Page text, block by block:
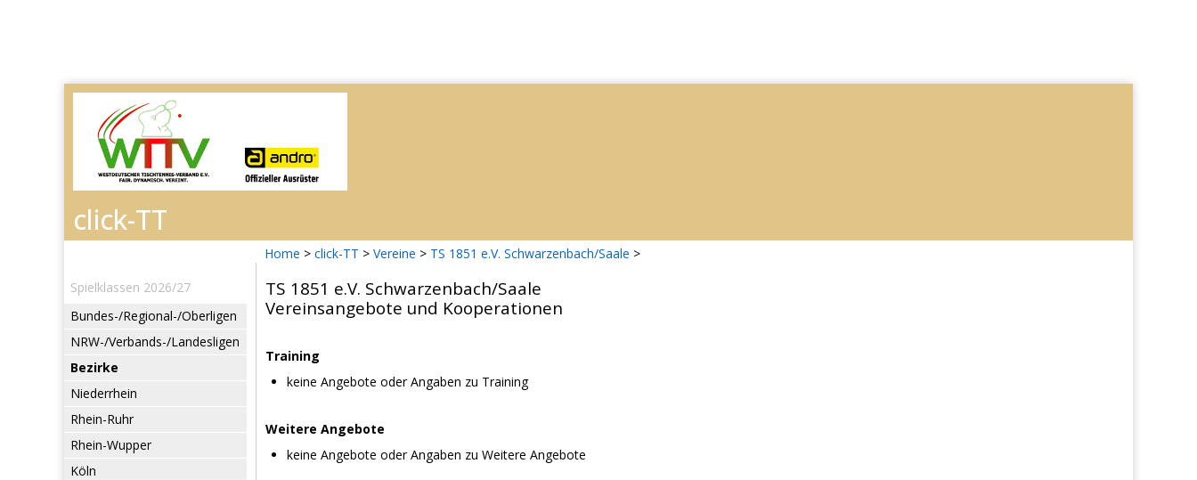
Home > click-TT > Vereine > TS 1851 e.V. Schwarzenbach/Saale >
Spielklassen 2026/27
Bundes-/Regional-/Oberligen
NRW-/Verbands-/Landesligen
Bezirke
Niederrhein
Rhein-Ruhr
Rhein-Wupper
Köln
TS 1851 e.V. Schwarzenbach/Saale
Vereinsangebote und Kooperationen
Training
keine Angebote oder Angaben zu Training
Weitere Angebote
keine Angebote oder Angaben zu Weitere Angebote